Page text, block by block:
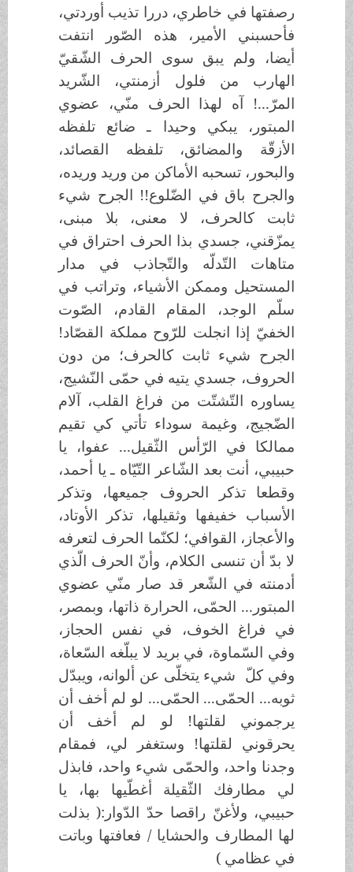
رصفتها في خاطري، دررا تذيب أوردتي،
فأحسبني الأمير، هذه الصّور انتفت
أيضا، ولم يبق سوى الحرف الشّقيّ
الهارب من فلول أزمنتي، الشّريد
المرّ...! آه لهذا الحرف منّي، عضوي
المبتور، يبكي وحيدا ـ ضائع تلفظه
الأزقّة والمضائق، تلفظه القصائد،
والبحور، تسحبه الأماكن من وريد وريده،
والجرح باق في الضّلوع!! الجرح شيء
ثابت كالحرف، لا معنى، بلا مبنى،
يمزّقني، جسدي بذا الحرف احتراق في
متاهات التّدلّه والتّجاذب في مدار
المستحيل وممكن الأشياء، وتراتب في
سلّم الوجد، المقام القادم، الصّوت
الخفيّ إذا انجلت للرّوح مملكة القصّاد!
الجرح شيء ثابت كالحرف؛ من دون
الحروف، جسدي يتيه في حمّى النّشيج،
يساوره التّشتّت من فراغ القلب، آلام
الضّجيج، وغيمة سوداء تأتي كي تقيم
ممالكا في الرّأس الثّقيل... عفوا، يا
حبيبي، أنت بعد الشّاعر التّيّاه ـ يا أحمد،
وقطعا تذكر الحروف جميعها، وتذكر
الأسباب خفيفها وثقيلها، تذكر الأوتاد،
والأعجاز، القوافي؛ لكنّما الحرف لتعرفه
لا بدّ أن تنسى الكلام، وأنّ الحرف الّذي
أدمنته في الشّعر قد صار منّي عضوي
المبتور... الحمّى، الحرارة ذاتها، وبمصر،
في فراغ الخوف، في نفس الحجاز،
وفي السّماوة، في بريد لا يبلّغه السّعاة،
وفي كلّ شيء يتخلّى عن ألوانه، ويبدّل
ثوبه... الحمّى... الحمّى... لو لم أخف أن
يرجموني لقلتها! لو لم أخف أن
يحرقوني لقلتها! وستغفر لي، فمقام
وجدنا واحد، والحمّى شيء واحد، فابذل
لي مطارفك الثّقيلة أغطّيها بها، يا
حبيبي، ولأغنّ راقصا حدّ الدّوار:( بذلت
لها المطارف والحشايا / فعافتها وباتت
في عظامي )